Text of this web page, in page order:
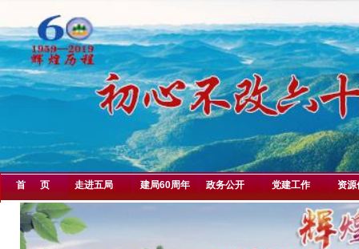
首 页 走进五局 建局60周年 政务公开 党建工作 资源